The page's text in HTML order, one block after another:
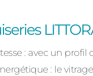
: avec un profil
: le